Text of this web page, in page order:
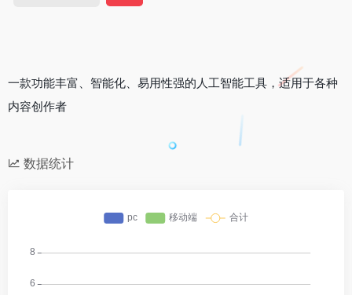
一款功能丰富、智能化、易用性强的人工智能工具，适用于各种
内容创作者
数据统计